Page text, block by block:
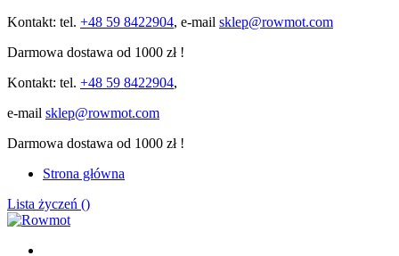
Kontakt: tel. +48 59 8422904, e-mail sklep@rowmot.com
Darmowa dostawa od 1000 zł !
Kontakt: tel. +48 59 8422904,
e-mail sklep@rowmot.com
Darmowa dostawa od 1000 zł !
Strona główna
Lista życzeń ()